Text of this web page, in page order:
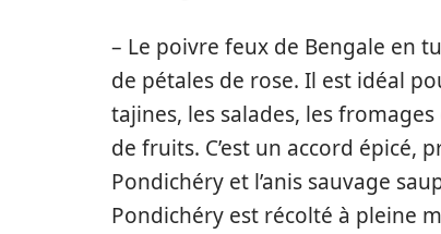
– Le poivre feux de Bengale en
de pétales de rose. Il est idéal
tajines, les salades, les
de fruits. C’est un accord épicé,
Pondichéry et l’anis sauvage
Pondichéry est récolté à pleine